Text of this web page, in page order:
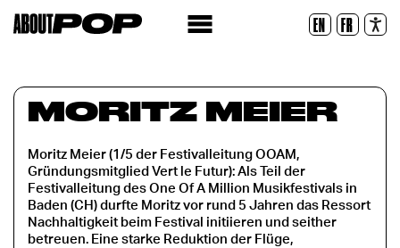
EN FR
Zurücksetzen
MORITZ MEIER
Moritz Meier (1/5 der Festivalleitung OOAM,
Gründungsmitglied Vert le Futur): Als Teil der
Festivalleitung des One Of A Million Musikfestivals in
Baden (CH) durfte Moritz vor rund 5 Jahren das Ressort
Nachhaltigkeit beim Festival initiieren und seither
betreuen. Eine starke Reduktion der Flüge,